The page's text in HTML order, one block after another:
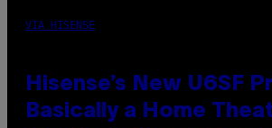
VIA HISENSE
Hisense’s New U6SF
Basically a Home